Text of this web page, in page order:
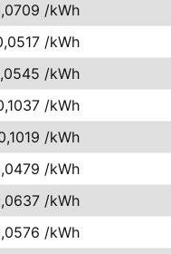
/kWh
/kWh
/kWh
/kWh
/kWh
/kWh
/kWh
/kWh